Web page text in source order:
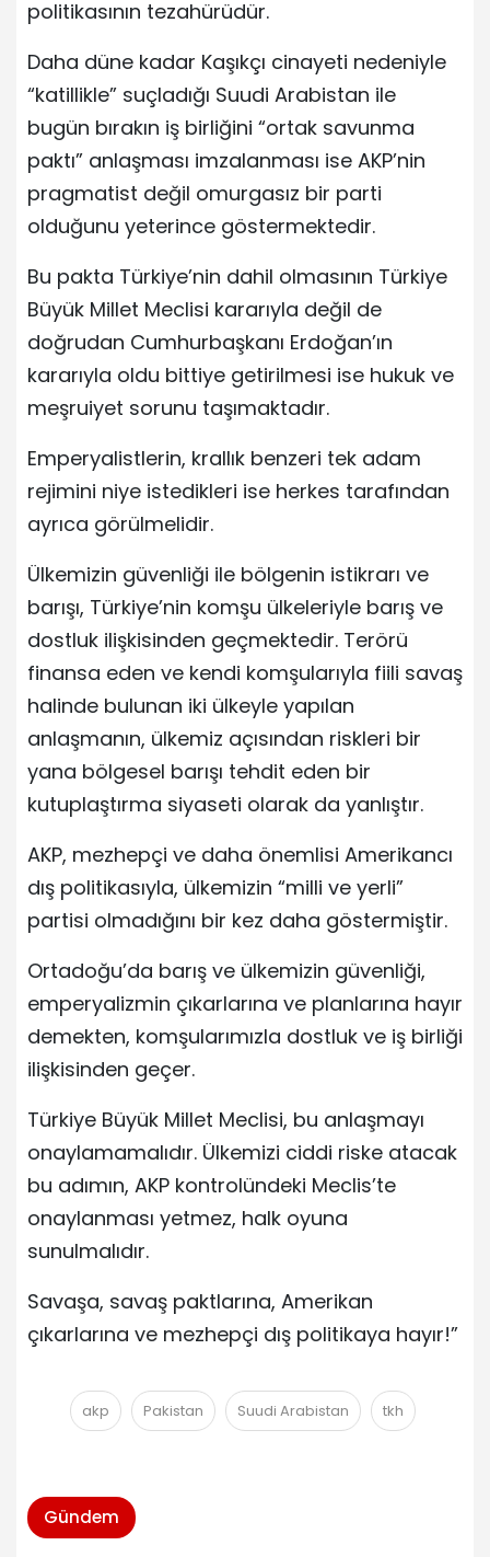
politikasının tezahürüdür.
Daha düne kadar Kaşıkçı cinayeti nedeniyle
“katillikle” suçladığı Suudi Arabistan ile
bugün bırakın iş birliğini “ortak savunma
paktı” anlaşması imzalanması ise AKP’nin
pragmatist değil omurgasız bir parti
olduğunu yeterince göstermektedir.
Bu pakta Türkiye’nin dahil olmasının Türkiye
Büyük Millet Meclisi kararıyla değil de
doğrudan Cumhurbaşkanı Erdoğan’ın
kararıyla oldu bittiye getirilmesi ise hukuk ve
meşruiyet sorunu taşımaktadır.
Emperyalistlerin, krallık benzeri tek adam
rejimini niye istedikleri ise herkes tarafından
ayrıca görülmelidir.
Ülkemizin güvenliği ile bölgenin istikrarı ve
barışı, Türkiye’nin komşu ülkeleriyle barış ve
dostluk ilişkisinden geçmektedir. Terörü
finansa eden ve kendi komşularıyla fiili savaş
halinde bulunan iki ülkeyle yapılan
anlaşmanın, ülkemiz açısından riskleri bir
yana bölgesel barışı tehdit eden bir
kutuplaştırma siyaseti olarak da yanlıştır.
AKP, mezhepçi ve daha önemlisi Amerikancı
dış politikasıyla, ülkemizin “milli ve yerli”
partisi olmadığını bir kez daha göstermiştir.
Ortadoğu’da barış ve ülkemizin güvenliği,
emperyalizmin çıkarlarına ve planlarına hayır
demekten, komşularımızla dostluk ve iş birliği
ilişkisinden geçer.
Türkiye Büyük Millet Meclisi, bu anlaşmayı
onaylamamalıdır. Ülkemizi ciddi riske atacak
bu adımın, AKP kontrolündeki Meclis’te
onaylanması yetmez, halk oyuna
sunulmalıdır.
Savaşa, savaş paktlarına, Amerikan
çıkarlarına ve mezhepçi dış politikaya hayır!”
akp Pakistan Suudi Arabistan tkh
Gündem